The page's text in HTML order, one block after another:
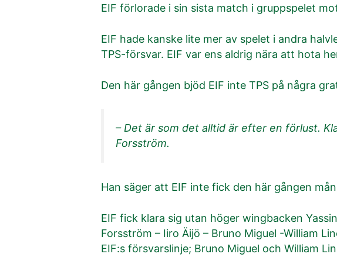
EIF förlorade i sin sista match i gruppspelet
EIF hade kanske lite mer av spelet i andra
TPS-försvar. EIF var ens aldrig nära att hota
Den här gången bjöd EIF inte TPS på några
– Det är som det alltid är efter en förlust.
Forsström.
Han säger att EIF inte fick den här gången
EIF fick klara sig utan höger wingbacken
Forsström – Iiro Äijö – Bruno Miguel -William
EIF:s försvarslinje; Bruno Miguel och William